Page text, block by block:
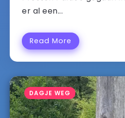
er al een...
Read More
DAGJE WEG